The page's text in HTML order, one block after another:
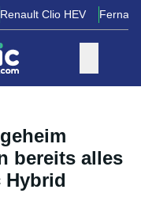
Renault Clio HEV
bereits alles
Hybrid